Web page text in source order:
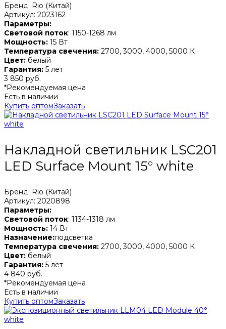
Бренд: Rio (Китай)
Артикул: 2023162
Параметры:
Световой поток: 1150-1268 лм
Мощность: 15 Вт
Температура свечения: 2700, 3000, 4000, 5000 К
Цвет: белый
Гарантия: 5 лет
3 850 руб.
*Рекомендуемая цена
Есть в наличии
Купить оптомЗаказать
Накладной светильник LSC201
LED Surface Mount 15° white
Бренд: Rio (Китай)
Артикул: 2020898
Параметры:
Световой поток: 1134-1318 лм
Мощность: 14 Вт
Назначение:подсветка
Температура свечения: 2700, 3000, 4000, 5000 К
Цвет: белый
Гарантия: 5 лет
4 840 руб.
*Рекомендуемая цена
Есть в наличии
Купить оптомЗаказать